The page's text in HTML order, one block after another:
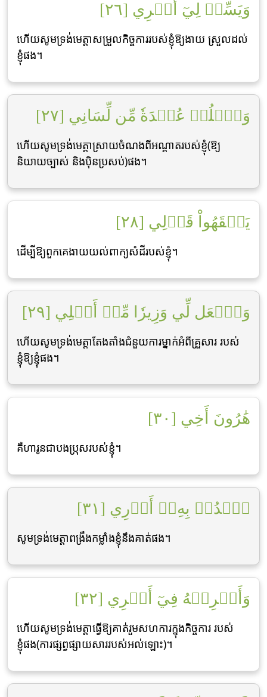
وَيَسِّرۡ لِيٓ أَمۡرِي [٢٦]
ហើយសូមទ្រង់មេត្ដាសម្រួលកិច្ចការរបស់ខ្ញុំឱ្យងាយ ស្រួលដល់
ខ្ញុំផង។
وَٱحۡلُلۡ عُقۡدَةٗ مِّن لِّسَانِي [٢٧]
ហើយសូមទ្រង់មេត្ដាស្រាយចំណងពីអណ្ដាតរបស់ខ្ញុំ(ឱ្យ
និយាយច្បាស់ និងប៉ិនប្រសប់)ផង។
يَفۡقَهُواْ قَوۡلِي [٢٨]
ដើម្បីឱ្យពួកគេងាយយល់ពាក្យសំដីរបស់ខ្ញុំ។
وَٱجۡعَل لِّي وَزِيرٗا مِّنۡ أَهۡلِي [٢٩]
ហើយសូមទ្រង់មេត្ដាតែងតាំងជំនួយការម្នាក់អំពីគ្រួសារ របស់
ខ្ញុំឱ្យខ្ញុំផង។
هَٰرُونَ أَخِي [٣٠]
គឺហារូនជាបងប្រុសរបស់ខ្ញុំ។
ٱشۡدُدۡ بِهِۦٓ أَزۡرِي [٣١]
សូមទ្រង់មេត្ដាពង្រឹងកម្លាំងខ្ញុំនឹងគាត់ផង។
وَأَشۡرِكۡهُ فِيٓ أَمۡرِي [٣٢]
ហើយសូមទ្រង់មេត្ដាធ្វើឱ្យគាត់រួមសហការក្នុងកិច្ចការ របស់
ខ្ញុំផង(ការផ្សព្វផ្សាយសាររបស់អល់ឡោះ)។